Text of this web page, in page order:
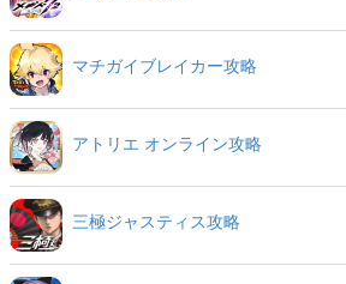
マチガイブレイカー攻略
アトリエ オンライン攻略
三極ジャスティス攻略